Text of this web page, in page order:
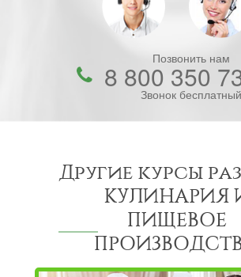
Позвонить нам
8 800 350
Звонок бесплатный
Другие курсы
КУЛИНАРИЯ
ПИЩЕВОЕ